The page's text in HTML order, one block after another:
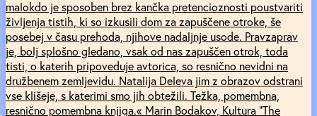
malokdo je sposoben brez kančka pretencioznosti poustvariti
življenja tistih, ki so izkusili dom za zapuščene otroke, še
posebej v času prehoda, njihove nadaljnje usode. Pravzaprav
je, bolj splošno gledano, vsak od nas zapuščen otrok, toda
tisti, o katerih pripoveduje avtorica, so resnično nevidni na
družbenem zemljevidu. Natalija Deleva jim z obrazov odstrani
vse klišeje, s katerimi smo jih obtežili. Težka, pomembna,
resnično pomembna knjiga.« Marin Bodakov, Kultura “The